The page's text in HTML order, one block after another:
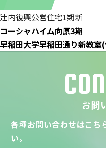
辻内復興公営住宅1期新
コーシャハイム向原3期
早稲田大学早稲田通り新教室
お問
各種お問い合わせはこち
い。